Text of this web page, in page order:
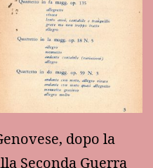
dopo la
Seconda Guerra